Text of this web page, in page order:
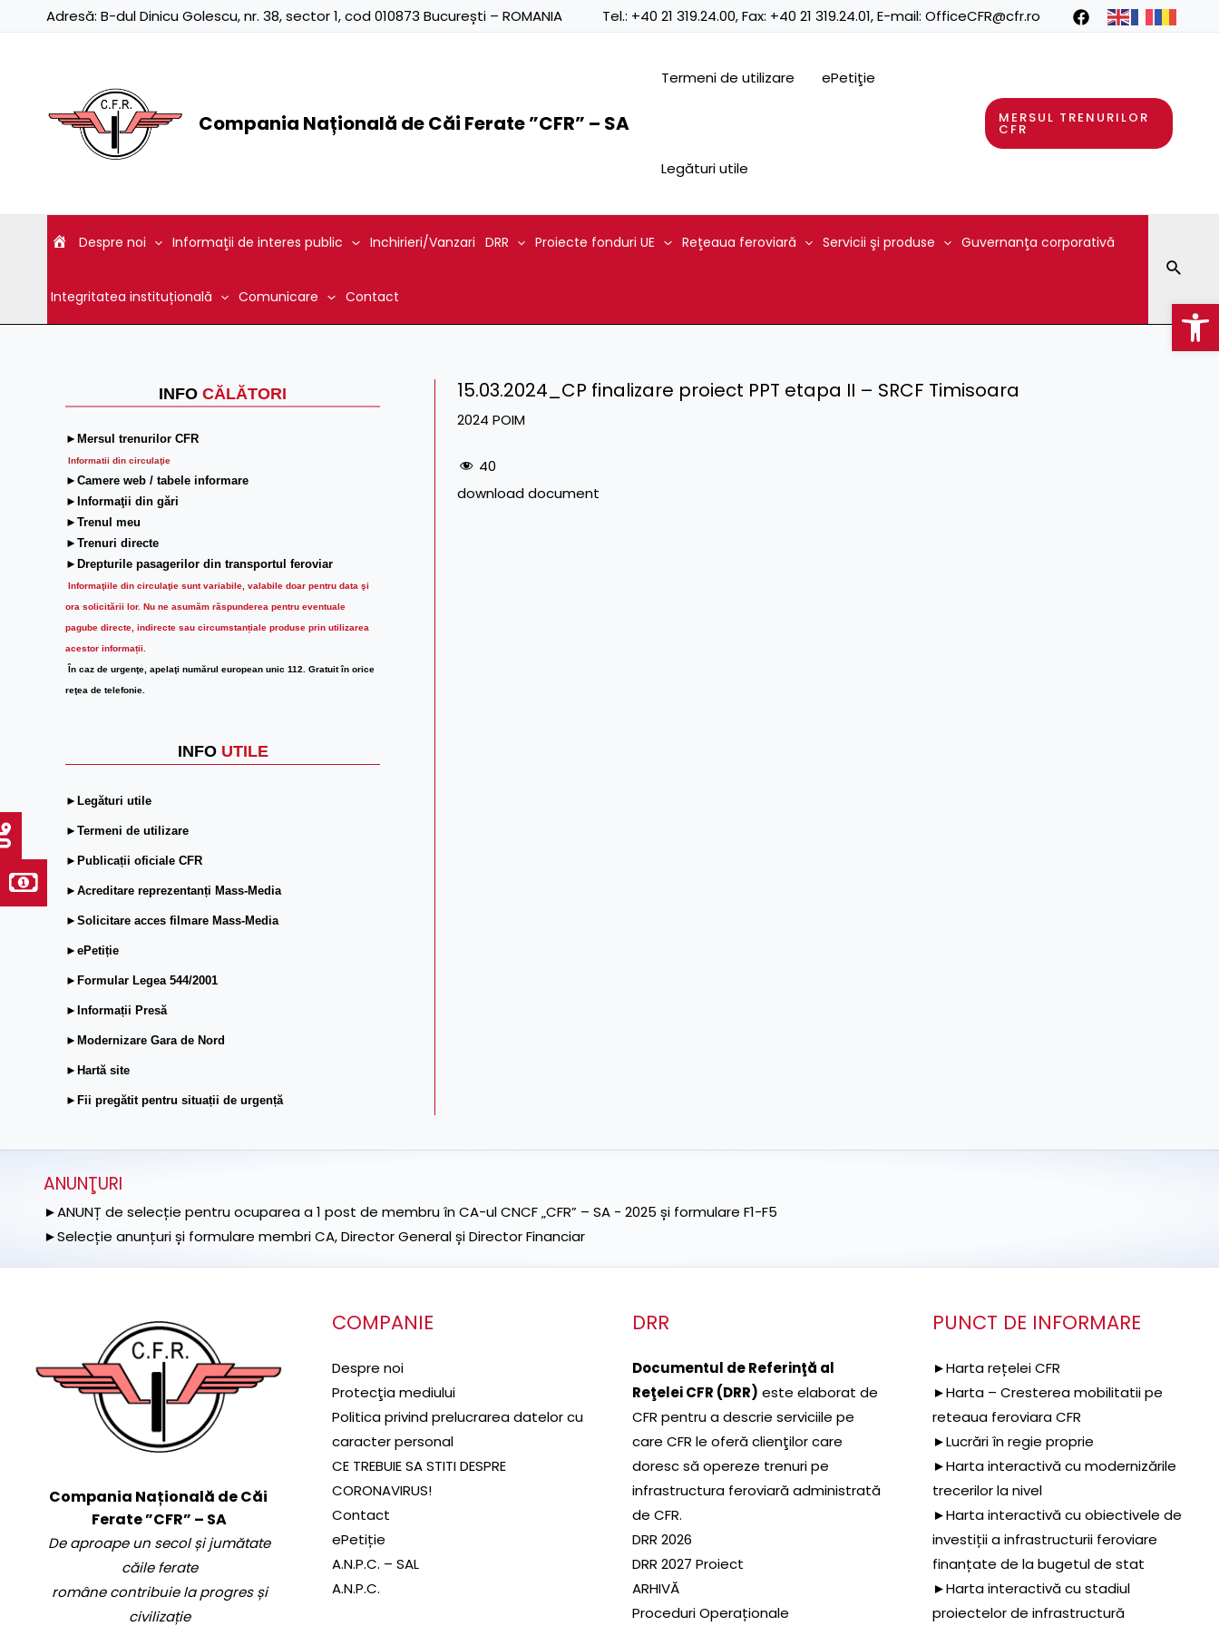
Adresă: B-dul Dinicu Golescu, nr. 38, sector 1, cod 010873 București – ROMANIA Tel.: +40 21 319.24.00, Fax: +40 21 319.24.01, E-mail: OfficeCFR@cfr.ro
Compania Națională de Căi Ferate ”CFR” – SA
Termeni de utilizare ePetiţie
Legături utile
MERSUL TRENURILOR
CFR
Despre noi Informaţii de interes public Inchirieri/Vanzari DRR Proiecte fonduri UE Reţeaua feroviară Servicii şi produse Guvernanţa corporativă
Integritatea instituțională Comunicare Contact
INFO CĂLĂTORI
►Mersul trenurilor CFR
Informatii din circulaţie
►Camere web / tabele informare
►Informaţii din gări
►Trenul meu
►Trenuri directe
►Drepturile pasagerilor din transportul feroviar
Informaţiile din circulaţie sunt variabile, valabile doar pentru data şi
ora solicitării lor. Nu ne asumăm răspunderea pentru eventuale
pagube directe, indirecte sau circumstanțiale produse prin utilizarea
acestor informații.
În caz de urgenţe, apelaţi numărul european unic 112. Gratuit în orice
reţea de telefonie.
INFO UTILE
►Legături utile
►Termeni de utilizare
►Publicații oficiale CFR
►Acreditare reprezentanți Mass-Media
►Solicitare acces filmare Mass-Media
►ePetiție
►Formular Legea 544/2001
►Informații Presă
►Modernizare Gara de Nord
►Hartă site
►Fii pregătit pentru situații de urgență
15.03.2024_CP finalizare proiect PPT etapa II – SRCF Timisoara
2024 POIM
40
download document
ANUNŢURI
►ANUNȚ de selecție pentru ocuparea a 1 post de membru în CA-ul CNCF „CFR” – SA - 2025 și formulare F1-F5
►Selecție anunțuri și formulare membri CA, Director General și Director Financiar
Compania Națională de Căi
Ferate ”CFR” – SA
De aproape un secol și jumătate
căile ferate
române contribuie la progres și
civilizație
COMPANIE
Despre noi
Protecţia mediului
Politica privind prelucrarea datelor cu
caracter personal
CE TREBUIE SA STITI DESPRE
CORONAVIRUS!
Contact
ePetiție
A.N.P.C. – SAL
A.N.P.C.
DRR
Documentul de Referinţă al
Reţelei CFR (DRR) este elaborat de
CFR pentru a descrie serviciile pe
care CFR le oferă clienţilor care
doresc să opereze trenuri pe
infrastructura feroviară administrată
de CFR.
DRR 2026
DRR 2027 Proiect
ARHIVĂ
Proceduri Operaționale
PUNCT DE INFORMARE
►Harta rețelei CFR
►Harta – Cresterea mobilitatii pe
reteaua feroviara CFR
►Lucrări în regie proprie
►Harta interactivă cu modernizările
trecerilor la nivel
►Harta interactivă cu obiectivele de
investiții a infrastructurii feroviare
finanțate de la bugetul de stat
►Harta interactivă cu stadiul
proiectelor de infrastructură